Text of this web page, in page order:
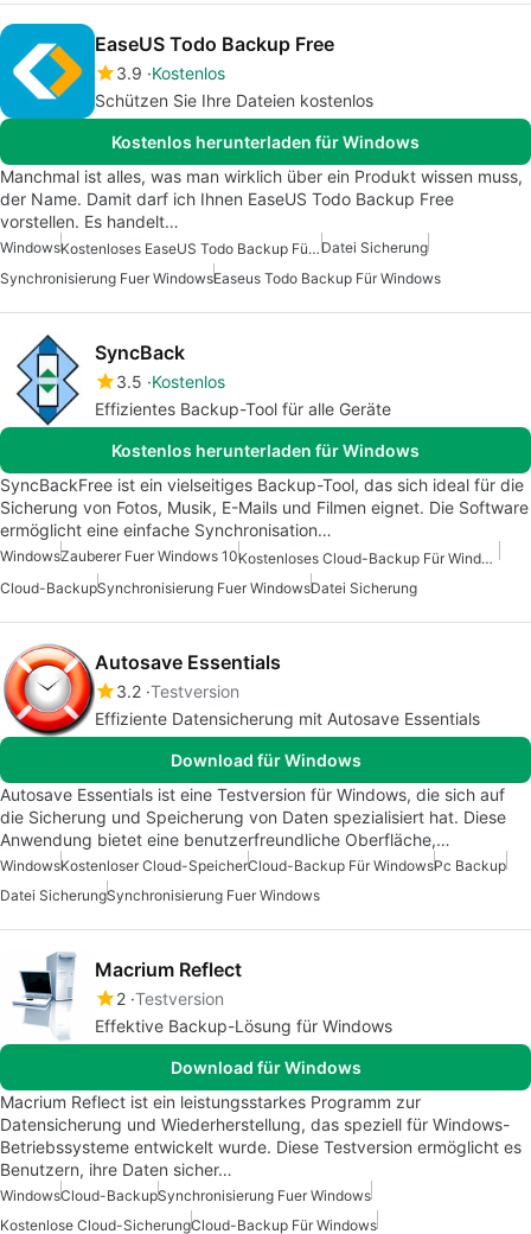
EaseUS Todo Backup Free
3.9 Kostenlos
Schützen Sie Ihre Dateien kostenlos
Kostenlos herunterladen für Windows
Manchmal ist alles, was man wirklich über ein Produkt wissen muss,
der Name. Damit darf ich Ihnen EaseUS Todo Backup Free
vorstellen. Es handelt…
Windows Kostenloses EaseUS Todo Backup Für WindowsDatei Sicherung
Synchronisierung Fuer WindowsEaseus Todo Backup Für Windows
SyncBack
3.5 Kostenlos
Effizientes Backup-Tool für alle Geräte
Kostenlos herunterladen für Windows
SyncBackFree ist ein vielseitiges Backup-Tool, das sich ideal für die
Sicherung von Fotos, Musik, E-Mails und Filmen eignet. Die Software
ermöglicht eine einfache Synchronisation…
WindowsZauberer Fuer Windows 10
Kostenloses Cloud-Backup Für Windows
Cloud-BackupSynchronisierung Fuer WindowsDatei Sicherung
Autosave Essentials
3.2 Testversion
Effiziente Datensicherung mit Autosave Essentials
Download für Windows
Autosave Essentials ist eine Testversion für Windows, die sich auf
die Sicherung und Speicherung von Daten spezialisiert hat. Diese
Anwendung bietet eine benutzerfreundliche Oberfläche,…
WindowsKostenloser Cloud-SpeicherCloud-Backup Für WindowsPc Backup
Datei SicherungSynchronisierung Fuer Windows
Macrium Reflect
2 Testversion
Effektive Backup-Lösung für Windows
Download für Windows
Macrium Reflect ist ein leistungsstarkes Programm zur
Datensicherung und Wiederherstellung, das speziell für Windows-
Betriebssysteme entwickelt wurde. Diese Testversion ermöglicht es
Benutzern, ihre Daten sicher…
WindowsCloud-BackupSynchronisierung Fuer Windows
Kostenlose Cloud-SicherungCloud-Backup Für Windows